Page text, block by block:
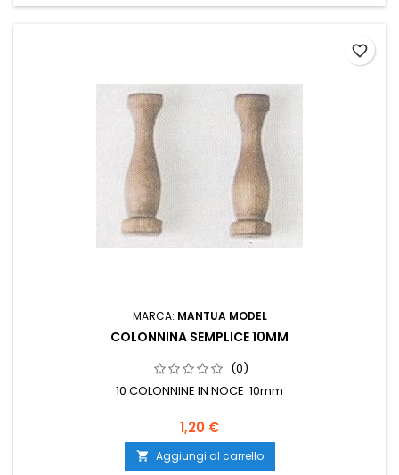
MARCA: MANTUA MODEL
COLONNINA SEMPLICE 10MM
(0)
10 COLONNINE IN NOCE 10mm
1,20 €
 Aggiungi al carrello
favorite_border